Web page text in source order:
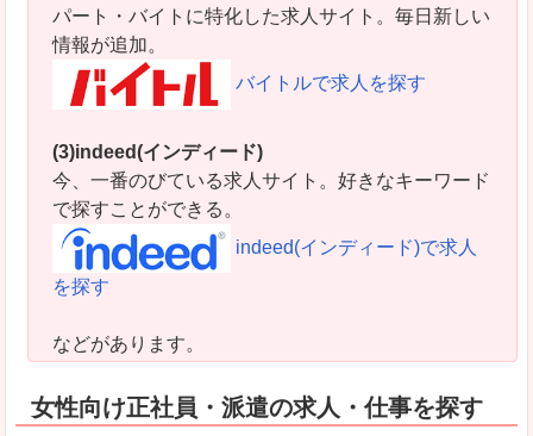
パート・バイトに特化した求人サイト。毎日新しい
情報が追加。
バイトルで求人を探す
(3)indeed(インディード)
今、一番のびている求人サイト。好きなキーワード
で探すことができる。
indeed(インディード)で求人
を探す
などがあります。
女性向け正社員・派遣の求人・仕事を探す